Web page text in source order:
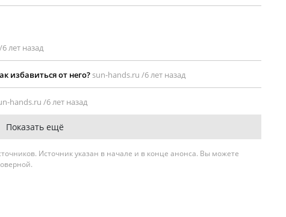
6 лет назад
избавиться от него?sun-hands.ru /6 лет назад
hands.ru /6 лет назад
Показать ещё
Источник указан в начале и в конце анонса. Вы можете